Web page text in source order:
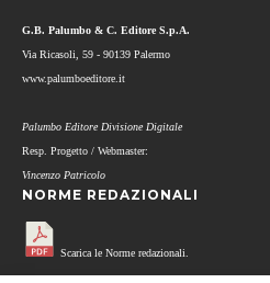
G.B. Palumbo & C. Editore S.p.A.
Via Ricasoli, 59 - 90139 Palermo
www.palumboeditore.it
Palumbo Editore Divisione Digitale
Resp. Progetto / Webmaster:
Vincenzo Patricolo
NORME REDAZIONALI
Scarica le Norme redazionali.